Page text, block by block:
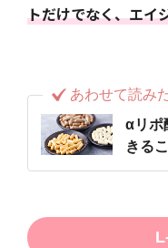
トだけでなく、エイ
あわせて読み
αリポ
きる